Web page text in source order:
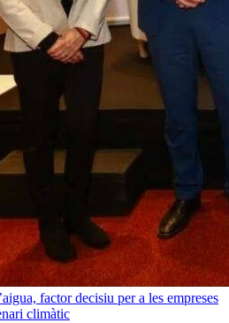
factor decisiu per a les empreses
climàtic